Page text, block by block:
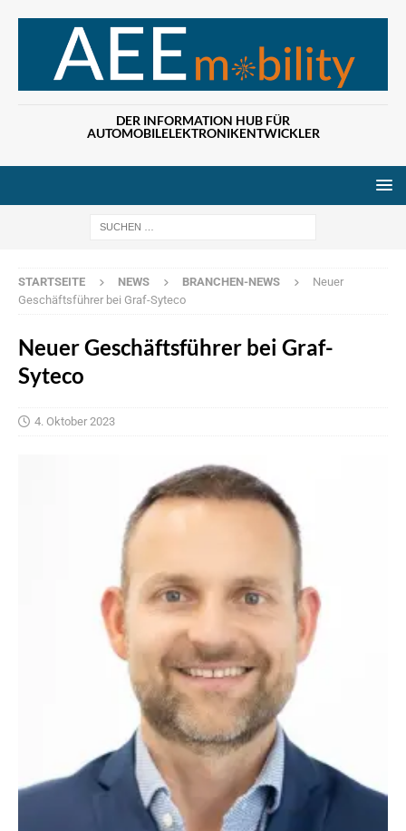
DER INFORMATION HUB FÜR
AUTOMOBILELEKTRONIKENTWICKLER
STARTSEITE NEWS BRANCHEN-NEWS
Neuer
Geschäftsführer bei Graf-Syteco
Neuer Geschäftsführer bei Graf-
Syteco
4. Oktober 2023